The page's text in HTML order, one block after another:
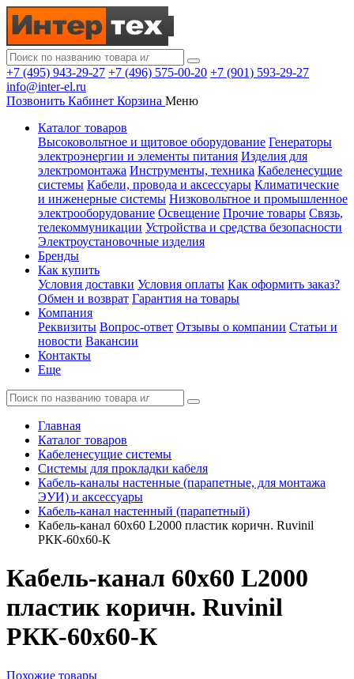
+7 (495) 943-29-27 +7 (496) 575-00-20 +7 (901) 593-29-27
info@inter-el.ru
Позвонить Кабинет Корзина Меню
Каталог товаров
Высоковольтное и щитовое оборудование Генераторы
электроэнергии и элементы питания Изделия для
электромонтажа Инструменты, техника Кабеленесущие
системы Кабели, провода и аксессуары Климатические
и инженерные системы Низковольтное и промышленное
электрооборудование Освещение Прочие товары Связь,
телекоммуникации Устройства и средства безопасности
Электроустановочные изделия
Бренды
Как купить
Условия доставки Условия оплаты Как оформить заказ?
Обмен и возврат Гарантия на товары
Компания
Реквизиты Вопрос-ответ Отзывы о компании Статьи и
новости Вакансии
Контакты
Еще
Главная
Каталог товаров
Кабеленесущие системы
Системы для прокладки кабеля
Кабель-каналы настенные (парапетные, для монтажа
ЭУИ) и аксессуары
Кабель-канал настенный (парапетный)
Кабель-канал 60х60 L2000 пластик коричн. Ruvinil
РКК-60х60-К
Кабель-канал 60х60 L2000
пластик коричн. Ruvinil
РКК-60х60-К
Похожие товары